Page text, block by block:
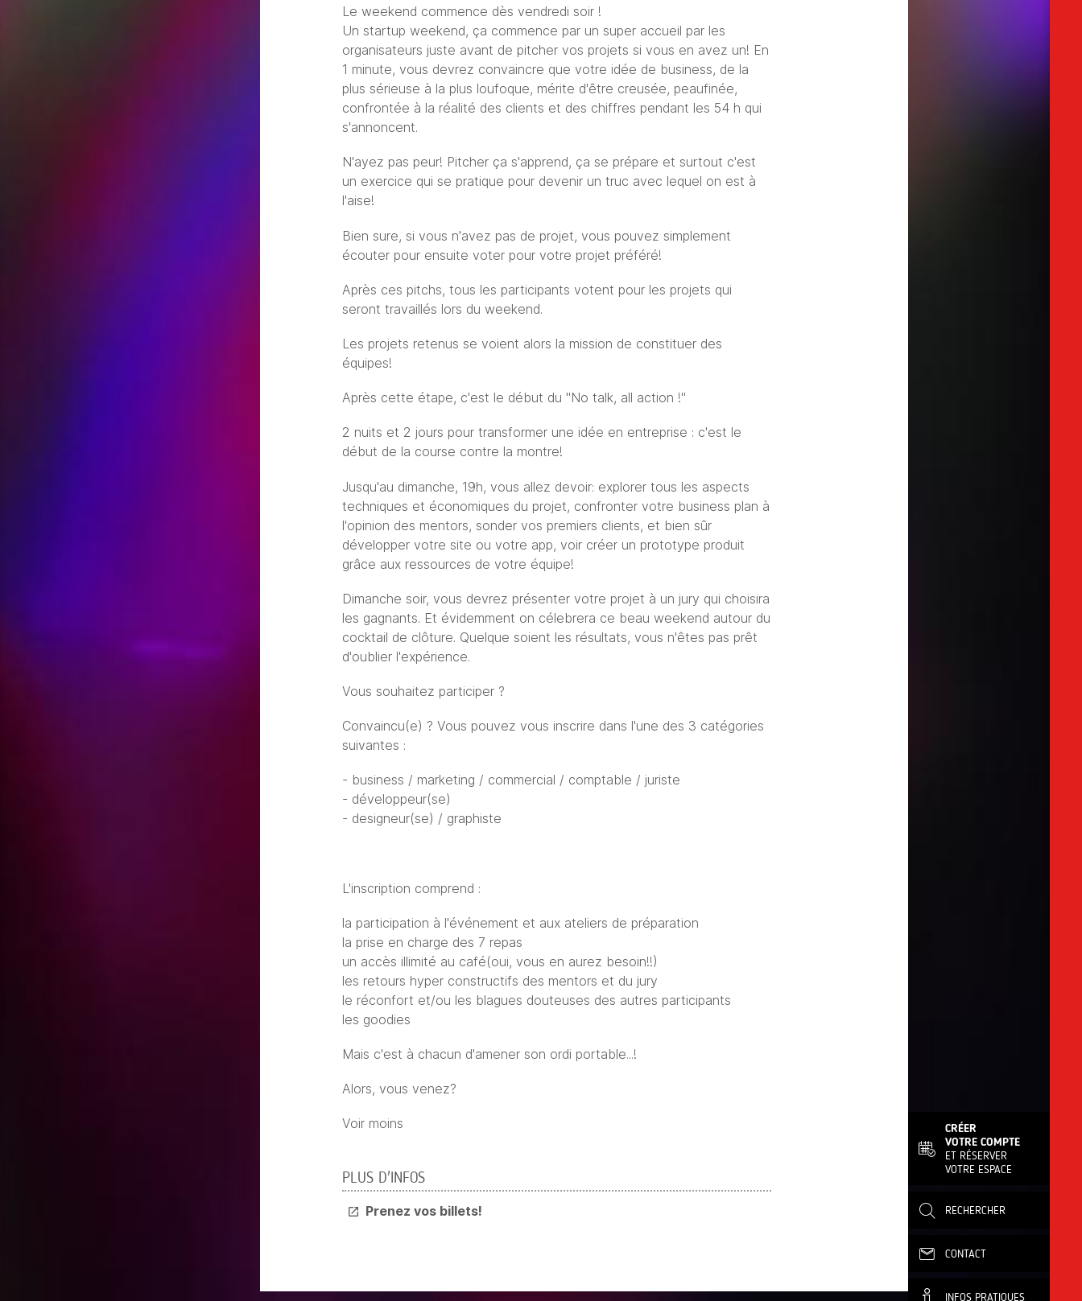
Le weekend commence dès vendredi soir !
Un startup weekend, ça commence par un super accueil par les
organisateurs juste avant de pitcher vos projets si vous en avez un! En
1 minute, vous devrez convaincre que votre idée de business, de la
plus sérieuse à la plus loufoque, mérite d'être creusée, peaufinée,
confrontée à la réalité des clients et des chiffres pendant les 54 h qui
s'annoncent.
N'ayez pas peur! Pitcher ça s'apprend, ça se prépare et surtout c'est
un exercice qui se pratique pour devenir un truc avec lequel on est à
l'aise!
Bien sure, si vous n'avez pas de projet, vous pouvez simplement
écouter pour ensuite voter pour votre projet préféré!
Après ces pitchs, tous les participants votent pour les projets qui
seront travaillés lors du weekend.
Les projets retenus se voient alors la mission de constituer des
équipes!
Après cette étape, c'est le début du "No talk, all action !"
2 nuits et 2 jours pour transformer une idée en entreprise : c'est le
début de la course contre la montre!
Jusqu'au dimanche, 19h, vous allez devoir: explorer tous les aspects
techniques et économiques du projet, confronter votre business plan à
l'opinion des mentors, sonder vos premiers clients, et bien sûr
développer votre site ou votre app, voir créer un prototype produit
grâce aux ressources de votre équipe!
Dimanche soir, vous devrez présenter votre projet à un jury qui choisira
les gagnants. Et évidemment on célebrera ce beau weekend autour du
cocktail de clôture. Quelque soient les résultats, vous n'êtes pas prêt
d'oublier l'expérience.
Vous souhaitez participer ?
Convaincu(e) ? Vous pouvez vous inscrire dans l'une des 3 catégories
suivantes :
- business / marketing / commercial / comptable / juriste
- développeur(se)
- designeur(se) / graphiste
L'inscription comprend :
la participation à l'événement et aux ateliers de préparation
la prise en charge des 7 repas
un accès illimité au café(oui, vous en aurez besoin!!)
les retours hyper constructifs des mentors et du jury
le réconfort et/ou les blagues douteuses des autres participants
les goodies
Mais c'est à chacun d'amener son ordi portable...!
Alors, vous venez?
Voir moins
PLUS D'INFOS
Prenez vos billets!
CRÉER
VOTRE COMPTE
ET RÉSERVER
VOTRE ESPACE
RECHERCHER
CONTACT
INFOS PRATIQUES